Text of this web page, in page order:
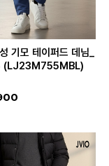
기모 테이퍼드 데님_
(LJ23M755MBL)